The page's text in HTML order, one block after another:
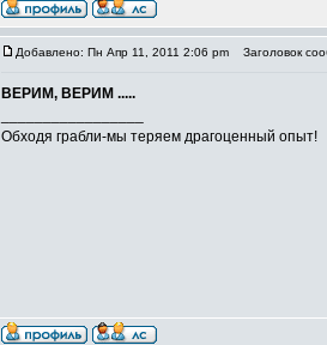
Добавлено: Пн Апр 11, 2011 2:06 pm Заголовок
ВЕРИМ, ВЕРИМ .....
Обходя грабли-мы теряем драгоценный опыт!